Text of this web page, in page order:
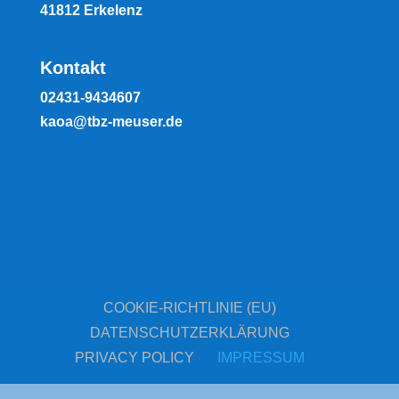
41812 Erkelenz
Kontakt
02431-9434607
kaoa@tbz-meuser.de
COOKIE-RICHTLINIE (EU)
DATENSCHUTZERKLÄRUNG
PRIVACY POLICY
IMPRESSUM